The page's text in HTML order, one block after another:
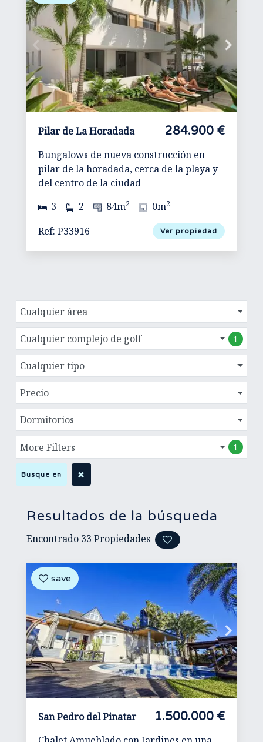
Pilar de La Horadada 284.900 €
Bungalows de nueva construcción en
pilar de la horadada, cerca de la playa y
del centro de la ciudad
3
2 84m2 0m2
Ref: P33916 Ver propiedad
Cualquier área
Cualquier complejo de golf 1
Cualquier tipo
Precio
Dormitorios
More Filters 1
Busque en
Resultados de la búsqueda
Encontrado 33 Propiedades
San Pedro del Pinatar 1.500.000 €